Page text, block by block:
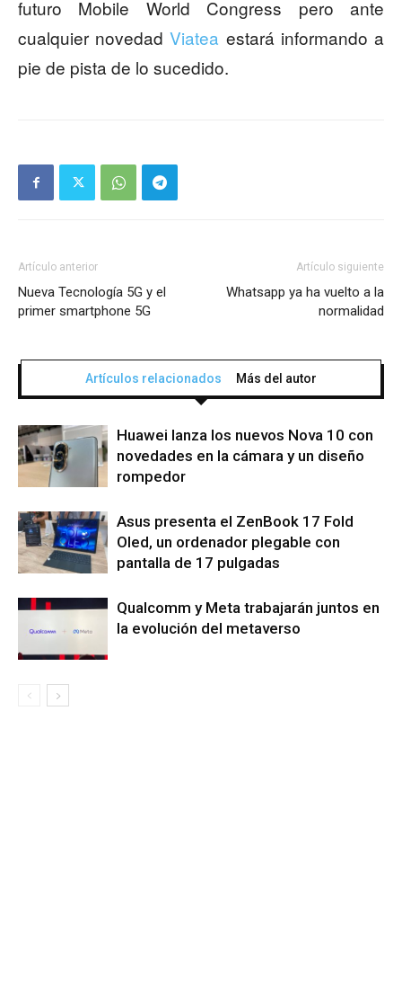
futuro Mobile World Congress pero ante
cualquier novedadViatea estará informando a
pie de pista de lo sucedido.
Artículo anterior
Nueva Tecnología 5G y el
primer smartphone 5G
Artículo siguiente
Whatsapp ya ha vuelto a la
normalidad
Artículos relacionados Más del autor
Huawei lanza los nuevos Nova 10 con
novedades en la cámara y un diseño
rompedor
Asus presenta el ZenBook 17 Fold
Oled, un ordenador plegable con
pantalla de 17 pulgadas
Qualcomm y Meta trabajarán juntos en
la evolución del metaverso